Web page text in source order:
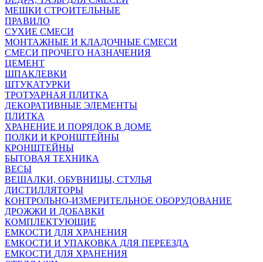
МЕШКИ СТРОИТЕЛЬНЫЕ
ПРАВИЛО
СУХИЕ СМЕСИ
МОНТАЖНЫЕ И КЛАДОЧНЫЕ СМЕСИ
СМЕСИ ПРОЧЕГО НАЗНАЧЕНИЯ
ЦЕМЕНТ
ШПАКЛЕВКИ
ШТУКАТУРКИ
ТРОТУАРНАЯ ПЛИТКА
ДЕКОРАТИВНЫЕ ЭЛЕМЕНТЫ
ПЛИТКА
ХРАНЕНИЕ И ПОРЯДОК В ДОМЕ
ПОЛКИ И КРОНШТЕЙНЫ
КРОНШТЕЙНЫ
БЫТОВАЯ ТЕХНИКА
ВЕСЫ
ВЕШАЛКИ, ОБУВНИЦЫ, СТУЛЬЯ
ДИСТИЛЛЯТОРЫ
КОНТРОЛЬНО-ИЗМЕРИТЕЛЬНОЕ ОБОРУДОВАНИЕ
ДРОЖЖИ И ДОБАВКИ
КОМПЛЕКТУЮЩИЕ
ЕМКОСТИ ДЛЯ ХРАНЕНИЯ
ЕМКОСТИ И УПАКОВКА ДЛЯ ПЕРЕЕЗДА
ЕМКОСТИ ДЛЯ ХРАНЕНИЯ